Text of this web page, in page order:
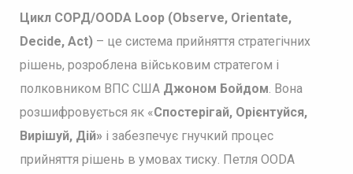
Цикл СОРД/OODA Loop (Observe, Orientate,
Decide, Act)– це система прийняття стратегічних
рішень, розроблена військовим стратегом і
полковником ВПС США Джоном Бойдом . Вона
розшифровується як «Спостерігай, Орієнтуйся,
Вирішуй, Дій»і забезпечує гнучкий процес
прийняття рішень в умовах тиску. Петля OODA